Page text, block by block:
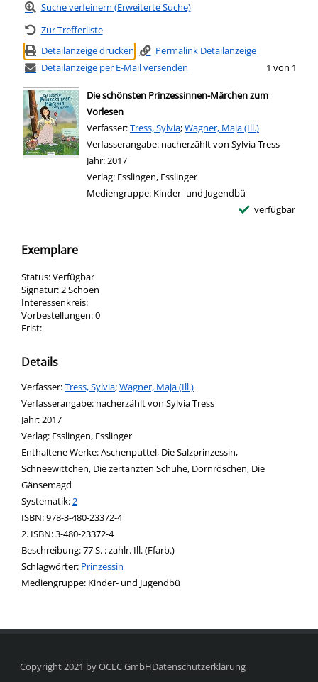
Suche verfeinern (Erweiterte Suche)
Zur Trefferliste
Detailanzeige drucken
Permalink Detailanzeige
Detailanzeige per E-Mail versenden
1 von 1
Die schönsten Prinzessinnen-Märchen zum
Vorlesen
Verfasser:Suche nach diesem Verfasser
Tress, Sylvia;Wagner, Maja (Ill.)
Verfasserangabe: nacherzählt von Sylvia Tress
Jahr:2017
Verlag: Esslingen, Esslinger
Mediengruppe: Kinder- und Jugendbü
verfügbar
Exemplare
Status:Verfügbar
Signatur:2 Schoen
Interessenkreis:
Vorbestellungen:0
Frist:
Details
Verfasser:Suche nach diesem Verfasser
Tress, Sylvia;Wagner, Maja (Ill.)
Verfasserangabe: nacherzählt von Sylvia Tress
Jahr:2017
Verlag: Esslingen, Esslinger
Enthaltene Werke:Aschenputtel, Die Salzprinzessin,
Schneewittchen, Die zertanzten Schuhe, Dornröschen, Die
Gänsemagd
opens in new tab
Diesen Link in neuem Tab öffnen
Systematik:Suche nach dieser Systematik
2
Suche nach diesem Interessenskreis
ISBN:978-3-480-23372-4
2. ISBN:3-480-23372-4
Beschreibung:77 S. : zahlr. Ill. (Ffarb.)
Schlagwörter: Prinzessin
Suche nach dieser Beteiligten Person
Mediengruppe: Kinder- und Jugendbü
Copyright 2021 by OCLC GmbHDatenschutzerklärung